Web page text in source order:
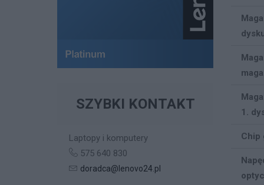
SZYBKI KONTAKT
Laptopy i komputery
575 640 830
doradca@lenovo24.pl
1.
Chip